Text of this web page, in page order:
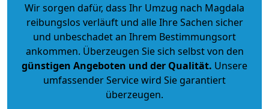
Wir sorgen dafür, dass Ihr Umzug nach Magdala
reibungslos verläuft und alle Ihre Sachen sicher
und unbeschadet an Ihrem Bestimmungsort
ankommen. Überzeugen Sie sich selbst von den
günstigen Angeboten und der Qualität. Unsere
umfassender Service wird Sie garantiert
überzeugen.